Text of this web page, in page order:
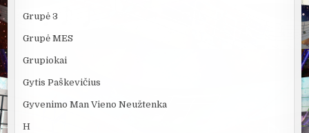
Grupė 3
Grupė MES
Grupiokai
Gytis Paškevičius
Gyvenimo Man Vieno Neužtenka
H